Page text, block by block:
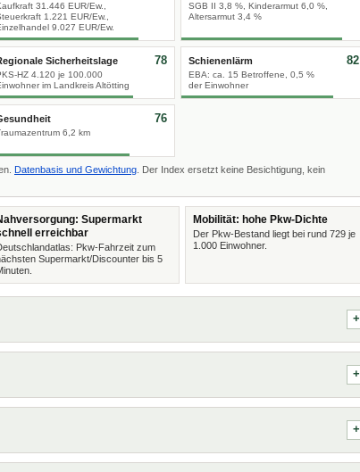
31.446 EUR/Ew.,
1.221 EUR/Ew.,
9.027 EUR/Ew.
SGB II 3,8 %, Kinderarmut 6,0 %,
Altersarmut 3,4 %
Sicherheitslage
HZ 4.120 je 100.000
im Landkreis Altötting
78 Schienenlärm
EBA: ca. 15 Betroffene, 0,5 %
der Einwohner
82
6,2 km
76
Datenbasis und Gewichtung . Der Index ersetzt keine Besichtigung, kein
Supermarkt
erreichbar
Pkw-Fahrzeit zum
Supermarkt/Discounter bis 5
Mobilität: hohe Pkw-Dichte
Der Pkw-Bestand liegt bei rund 729 je
1.000 Einwohner.